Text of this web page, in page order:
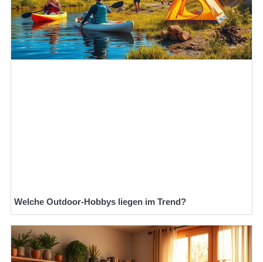
Welche Outdoor-Hobbys liegen im Trend?